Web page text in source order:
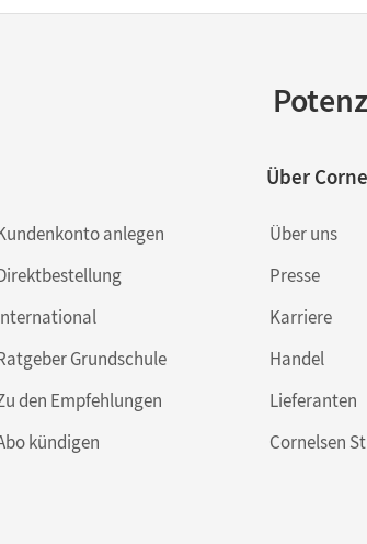
anlegen
Grundschule
den Empfehlungen
kündigen
Über
Über uns
Presse
Karriere
Handel
Lieferanten
Cornelsen